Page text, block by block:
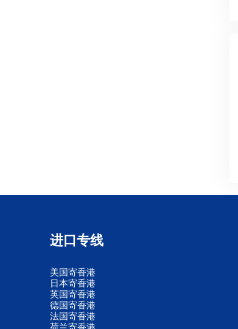
进口专线
美国寄香港
日本寄香港
英国寄香港
德国寄香港
法国寄香港
荷兰寄香港